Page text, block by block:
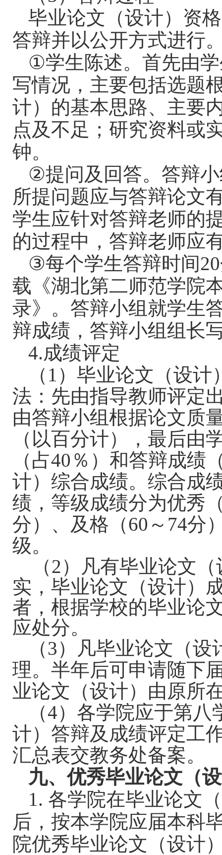
毕业论文（设计）资
答辩并以公开方式进行
①学生陈述。首先由
写情况，主要包括选题
计）的基本思路、主要
点及不足；研究资料或
钟。
②提问及回答。答辩
所提问题应与答辩论文
学生应针对答辩老师的
的过程中，答辩老师应
③每个学生答辩时间20
载《湖北第二师范学院
录》。答辩小组就学生
辩成绩，答辩小组组长
4.成绩评定
（ 1 ）毕业论文（设计
法：先由指导教师评定
由答辩小组根据论文质
（以百分计），最后由
（占40 ％）和答辩成绩
计）综合成绩。综合成
绩，等级成绩分为优秀
分）、及格（60 ～ 74分
级。
（2）凡有毕业论文
实，毕业论文（设计）
者，根据学校的毕业论
应处分。
（3）凡毕业论文（设
理。半年后可申请随下
业论文（设计）由原所
（4）各学院应于第八
计）答辩及成绩评定工
汇总表交教务处备案。
九、优秀毕业论文（
1. 各学院在毕业论文
后，按本学院应届本科
院优秀毕业论文（设计